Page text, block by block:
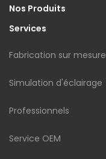
Nos Produits
Services
Fabrication sur mesure
Simulation d'éclairage
Professionnels
Service OEM